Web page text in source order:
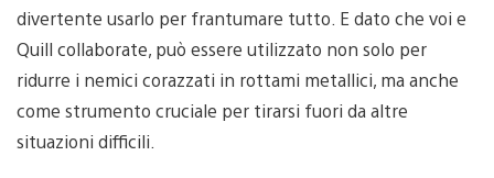
divertente usarlo per frantumare tutto. E dato che voi e
Quill collaborate, può essere utilizzato non solo per
ridurre i nemici corazzati in rottami metallici, ma anche
come strumento cruciale per tirarsi fuori da altre
situazioni difficili.